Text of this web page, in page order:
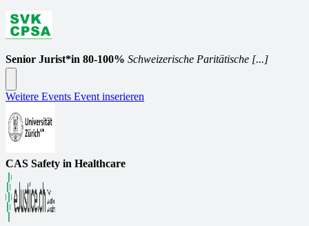
Senior Jurist*in 80-100% Schweizerische Paritätische [...]
Weitere Events Event inserieren
CAS Safety in Healthcare